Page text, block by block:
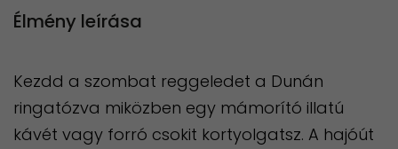
Élmény leírása
Kezdd a szombat reggeledet a Dunán
ringatózva miközben egy mámorító illatú
kávét vagy forró csokit kortyolgatsz. A hajóút